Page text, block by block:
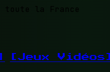
toute la France
[Jeux Vidéos]